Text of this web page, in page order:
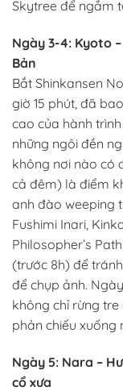
Skytree để ngắm
Ngày 3-4: Kyoto
Bản
Bắt Shinkansen
giờ 15 phút, đã
cao của hành
những ngôi đền
không nơi nào có
cả đêm) là điểm
anh đào weeping
Fushimi Inari,
Philosopher’s
(trước 8h) để
để chụp ảnh.
không chỉ rừng
phản chiếu xuống
Ngày 5: Nara –
cổ xưa